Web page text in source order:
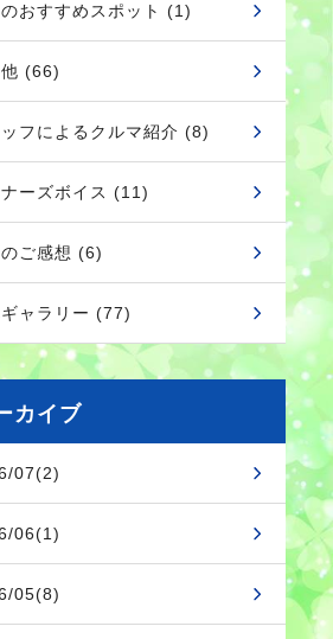
おすすめスポット (1)
(66)
フによるクルマ紹介 (8)
ーズボイス (11)
ご感想 (6)
ャラリー (77)
カイブ
07(2)
06(1)
05(8)